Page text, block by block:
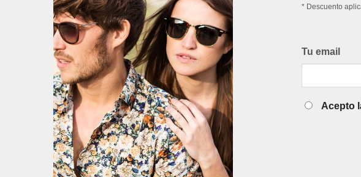
* Descuento
Tu email
Acepto